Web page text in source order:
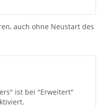
auch ohne Neustart des
ist bei "Erweitert"